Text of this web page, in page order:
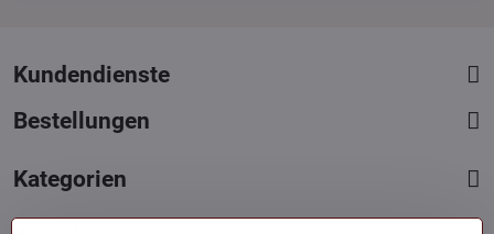
Kundendienste
Bestellungen
Kategorien